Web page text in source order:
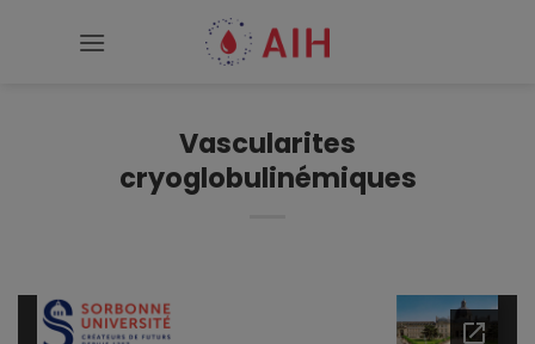
Vascularites
cryoglobulinémiques